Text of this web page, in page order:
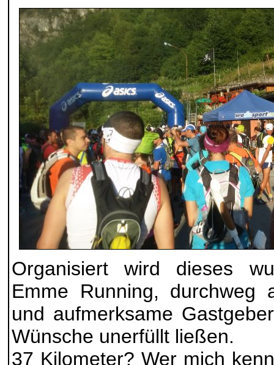
Organisiert wird dieses
Emme Running, durchweg
und aufmerksame
Wünsche unerfüllt ließen.
37 Kilometer? Wer mich